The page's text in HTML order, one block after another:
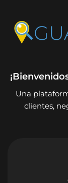
Una
clientes,